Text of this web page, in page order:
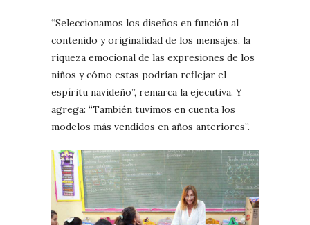
“Seleccionamos los diseños en función al
contenido y originalidad de los mensajes, la
riqueza emocional de las expresiones de los
niños y cómo estas podrían reflejar el
espíritu navideño”, remarca la ejecutiva. Y
agrega: “También tuvimos en cuenta los
modelos más vendidos en años anteriores”.